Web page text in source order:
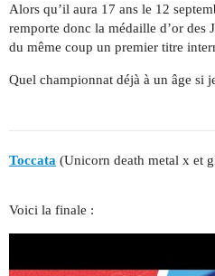
Alors qu’il aura 17 ans le 12
remporte donc la médaille d’or des
du même coup un premier titre
Quel championnat déjà à un âge si
Toccata (Unicorn death metal x et
Voici la finale :